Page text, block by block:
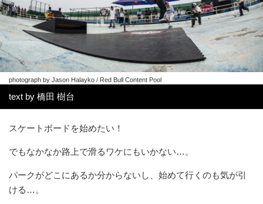
photograph by Jason Halayko / Red Bull Content Pool
text by 橋田 樹台
スケートボードを始めたい！
でもなかなか路上で滑るワケにもいかない…。
パークがどこにあるか分からないし、始めて行くのも気が引
ける…。